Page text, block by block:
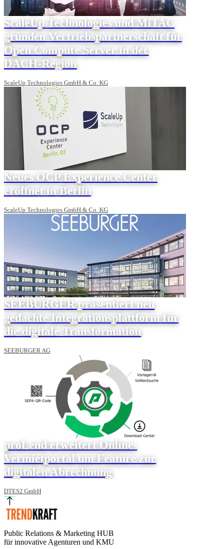
ScaleUp Technologies und MiTAC
gründen Vertriebspartnerschaft für
Open Compute Server in der
DACH-Region
ScaleUp Technologies GmbH & Co. KG
Neues OCP Experience Center
eröffnet in Berlin
ScaleUp Technologies GmbH & Co. KG
SEEBURGER präsentiert neu
gedachte Integrationsplattform für
die digitale Transformation
SEEBURGER AG
proLend erweitert Online-
Vermietportal um Feature zur
digitalen Abrechnung
DTES2 GmbH
Public Relations & Marketing HUB
für innovative Agenturen und KMU